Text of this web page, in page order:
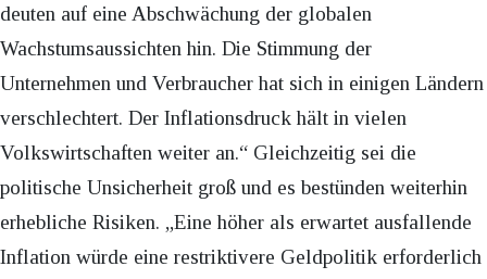
deuten auf eine Abschwächung der globalen
Wachstumsaussichten hin. Die Stimmung der
Unternehmen und Verbraucher hat sich in einigen Ländern
verschlechtert. Der Inflationsdruck hält in vielen
Volkswirtschaften weiter an.“ Gleichzeitig sei die
politische Unsicherheit groß und es bestünden weiterhin
erhebliche Risiken. „Eine höher als erwartet ausfallende
Inflation würde eine restriktivere Geldpolitik erforderlich